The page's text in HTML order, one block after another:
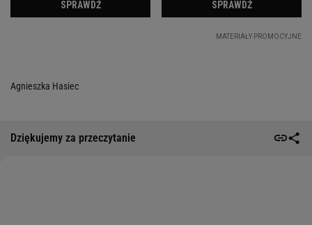
Agnieszka Hasiec
Dziękujemy za przeczytanie